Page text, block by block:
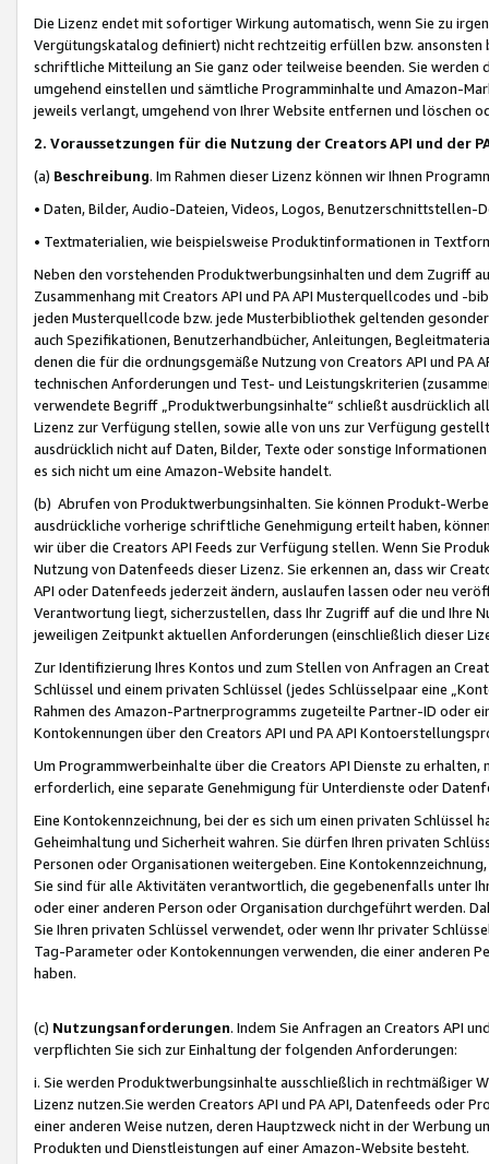
Die Lizenz endet mit sofortiger Wirkung automatisch, wenn Sie zu
Vergütungskatalog definiert) nicht rechtzeitig erfüllen bzw. ansonsten
schriftliche Mitteilung an Sie ganz oder teilweise beenden. Sie werden
umgehend einstellen und sämtliche Programminhalte und Amazon-
jeweils verlangt, umgehend von Ihrer Website entfernen und löschen
2. Voraussetzungen für die Nutzung der Creators API und der
(a) Beschreibung. Im Rahmen dieser Lizenz können wir Ihnen
• Daten, Bilder, Audio-Dateien, Videos, Logos, Benutzerschnittstellen-
• Textmaterialien, wie beispielsweise Produktinformationen in
Neben den vorstehenden Produktwerbungsinhalten und dem Zugriff
Zusammenhang mit Creators API und PA API Musterquellcodes und
jeden Musterquellcode bzw. jede Musterbibliothek geltenden
auch Spezifikationen, Benutzerhandbücher, Anleitungen,
denen die für die ordnungsgemäße Nutzung von Creators API und PA
technischen Anforderungen und Test- und Leistungskriterien
verwendete Begriff „Produktwerbungsinhalte“ schließt ausdrücklich
Lizenz zur Verfügung stellen, sowie alle von uns zur Verfügung
ausdrücklich nicht auf Daten, Bilder, Texte oder sonstige
es sich nicht um eine Amazon-Website handelt.
(b) Abrufen von Produktwerbungsinhalten. Sie können Produkt-
ausdrückliche vorherige schriftliche Genehmigung erteilt haben,
wir über die Creators API Feeds zur Verfügung stellen. Wenn Sie
Nutzung von Datenfeeds dieser Lizenz. Sie erkennen an, dass wir
API oder Datenfeeds jederzeit ändern, auslaufen lassen oder neu
Verantwortung liegt, sicherzustellen, dass Ihr Zugriff auf die und Ihre
jeweiligen Zeitpunkt aktuellen Anforderungen (einschließlich dieser
Zur Identifizierung Ihres Kontos und zum Stellen von Anfragen an
Schlüssel und einem privaten Schlüssel (jedes Schlüsselpaar eine
Rahmen des Amazon-Partnerprogramms zugeteilte Partner-ID oder
Kontokennungen über den Creators API und PA API
Um Programmwerbeinhalte über die Creators API Dienste zu
erforderlich, eine separate Genehmigung für Unterdienste oder
Eine Kontokennzeichnung, bei der es sich um einen privaten
Geheimhaltung und Sicherheit wahren. Sie dürfen Ihren privaten
Personen oder Organisationen weitergeben. Eine
Sie sind für alle Aktivitäten verantwortlich, die gegebenenfalls unter
oder einer anderen Person oder Organisation durchgeführt werden.
Sie Ihren privaten Schlüssel verwendet, oder wenn Ihr privater
Tag-Parameter oder Kontokennungen verwenden, die einer anderen
haben.
(c) Nutzungsanforderungen. Indem Sie Anfragen an Creators API
verpflichten Sie sich zur Einhaltung der folgenden Anforderungen:
i. Sie werden Produktwerbungsinhalte ausschließlich in rechtmäßiger
Lizenz nutzen.Sie werden Creators API und PA API, Datenfeeds oder
einer anderen Weise nutzen, deren Hauptzweck nicht in der Werbung
Produkten und Dienstleistungen auf einer Amazon-Website besteht.